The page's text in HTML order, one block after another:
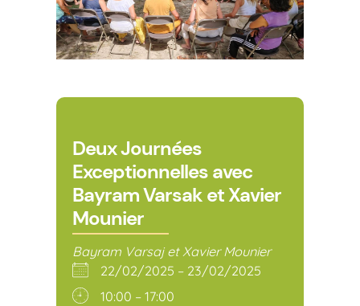
Deux Journées
Exceptionnelles avec
Bayram Varsak et Xavier
Mounier
Bayram Varsaj et Xavier Mounier
22/02/2025 – 23/02/2025
10:00 – 17:00